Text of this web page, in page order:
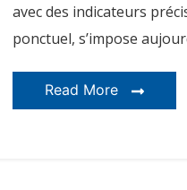
avec des indicateurs
ponctuel, s’impose
Read More